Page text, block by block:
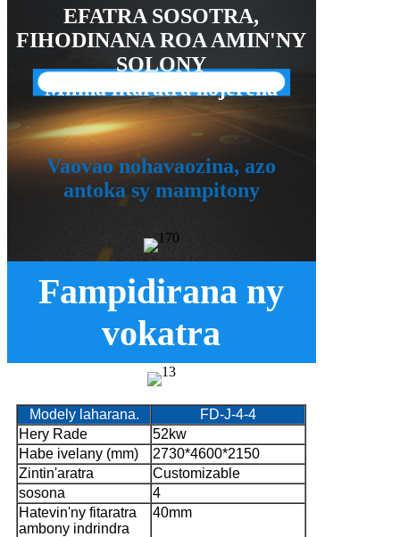
EFATRA SOSOTRA,
FIHODINANA ROA AMIN'NY
SOLONY
Milina fitaratra nojerena
Vaovao nohavaozina, azo
antoka sy mampitony
Fampidirana ny
vokatra
Modely laharana.
FD-J-4-4
Hery Rade
52kw
Habe ivelany (mm)
2730*4600*2150
Zintin'aratra
Customizable
sosona
4
Hatevin'ny fitaratra
ambony indrindra
40mm